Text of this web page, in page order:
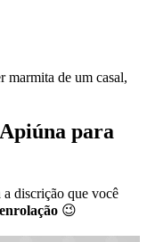
marmita de um casal,
para
discrição que você
😉